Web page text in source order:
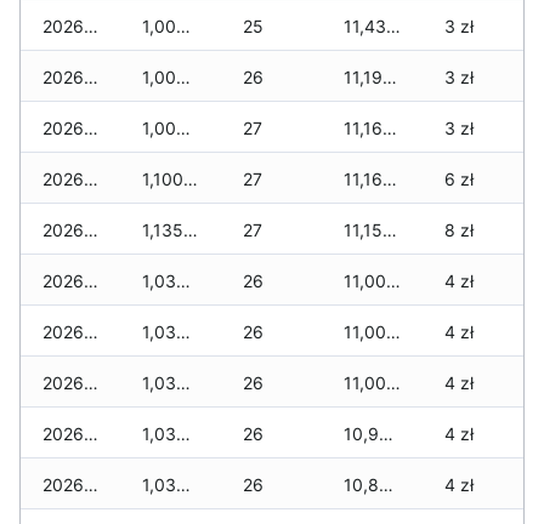
2026-04-21 1,000 zł 25 11,430 zł 3 zł
2026-04-20 1,000 zł 26 11,195 zł 3 zł
2026-04-19 1,000 zł 27 11,160 zł 3 zł
2026-04-18 1,100 zł 27 11,160 zł 6 zł
2026-04-17 1,135 zł 27 11,150 zł 8 zł
2026-04-16 1,035 zł 26 11,005 zł 4 zł
2026-04-15 1,035 zł 26 11,005 zł 4 zł
2026-04-14 1,035 zł 26 11,005 zł 4 zł
2026-04-13 1,035 zł 26 10,900 zł 4 zł
2026-04-12 1,035 zł 26 10,870 zł 4 zł